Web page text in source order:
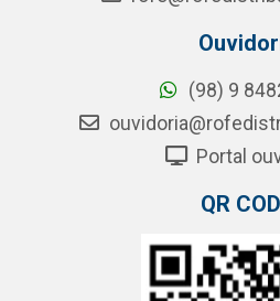
(98) 9
Portal
QR